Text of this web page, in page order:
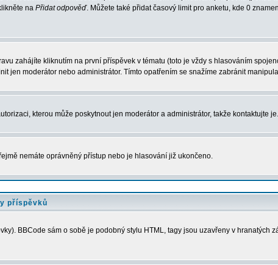
na Přidat odpověď. Můžete také přidat časový limit pro anketu, kde 0
zahájíte kliknutím na první příspěvek v tématu (toto je vždy s hlasováním
jen moderátor nebo administrátor. Tímto opatřením se snažíme zabránit
kterou může poskytnout jen moderátor a administrátor, takže kontaktujte je.
nemáte oprávněný přístup nebo je hlasování již ukončeno.
příspěvků
BBCode sám o sobě je podobný stylu HTML, tagy jsou uzavřeny v hranatých